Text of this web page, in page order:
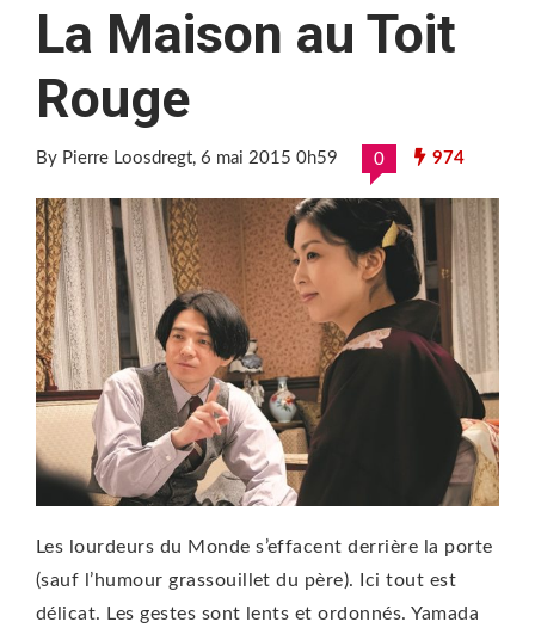
La Maison au Toit
Rouge
By Pierre Loosdregt, 6 mai 2015 0h59 0 974
Les lourdeurs du Monde s’effacent derrière la porte
(sauf l’humour grassouillet du père). Ici tout est
délicat. Les gestes sont lents et ordonnés. Yamada